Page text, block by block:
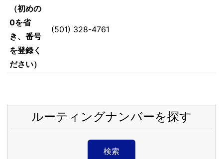
（初めの
0を省
き、番号
を登録く
ださい）
(501) 328-4761
ルーティングナンバーを探す
検索